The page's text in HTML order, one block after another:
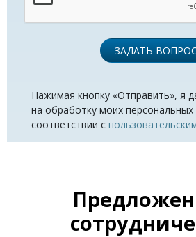
ЗАДАТЬ ВОПРОС
Нажимая кнопку «Отправить», я
на обработку моих персональных
соответствии с